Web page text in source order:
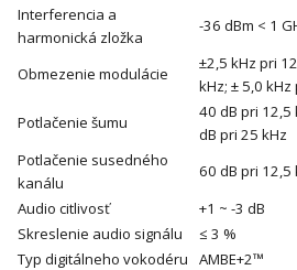
Interferencia a
harmonická zložka
-36 dBm < 1
Obmezenie modulácie
±2,5 kHz pri
kHz; ± 5,0 kHz
Potlačenie šumu
40 dB pri 12,5
dB pri 25 kHz
Potlačenie susedného
kanálu
60 dB pri 12,5
Audio citlivosť
+1 ~ -3 dB
Skreslenie audio signálu
≤ 3 %
Typ digitálneho vokodéru
AMBE+2™